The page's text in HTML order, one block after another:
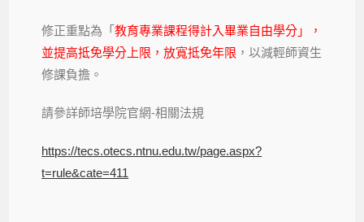
修正重點為「教育專業課程得計入畢業自由學分」，
並提高抵免學分上限，放寬抵免年限 ，以減輕師資生
修課負擔。
請參詳師培學院官網-相關法規
https://tecs.otecs.ntnu.edu.tw/page.aspx?
t=rule&cate=411